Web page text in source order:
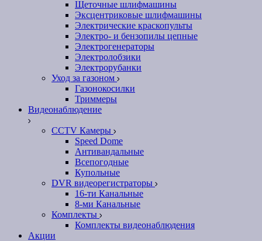
Щеточные шлифмашины
Эксцентриковые шлифмашины
Электрические краскопульты
Электро- и бензопилы цепные
Электрогенераторы
Электролобзики
Электрорубанки
Уход за газоном
Газонокосилки
Триммеры
Видеонаблюдение
CCTV Камеры
Speed Dome
Антивандальные
Всепогодные
Купольные
DVR видеорегистраторы
16-ти Канальные
8-ми Канальные
Комплекты
Комплекты видеонаблюдения
Акции